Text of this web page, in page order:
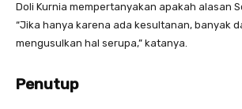
Doli Kurnia mempertanyakan apakah alasan
“Jika hanya karena ada kesultanan, banyak
mengusulkan hal serupa,” katanya.
Penutup